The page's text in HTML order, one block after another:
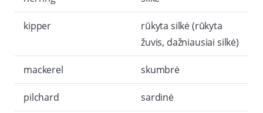
kipper
rūkyta silkė (rūkyta
žuvis, dažniausiai silkė)
mackerel skumbrė
pilchard sardinė